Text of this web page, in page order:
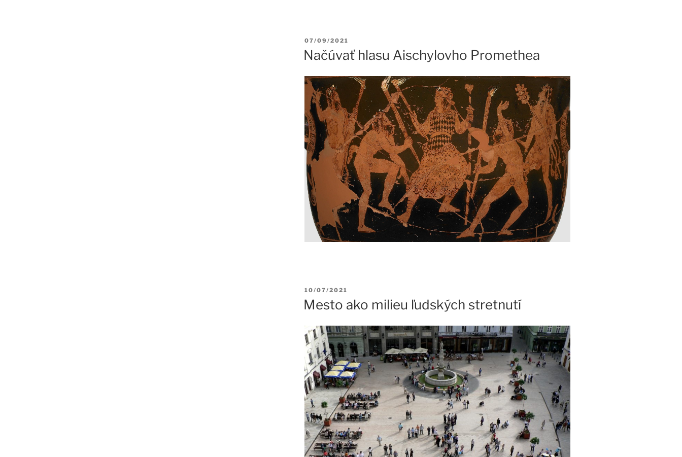
Publikované
07/09/2021
Načúvať hlasu Aischylovho Promethea
Publikované
10/07/2021
Mesto ako milieu ľudských stretnutí